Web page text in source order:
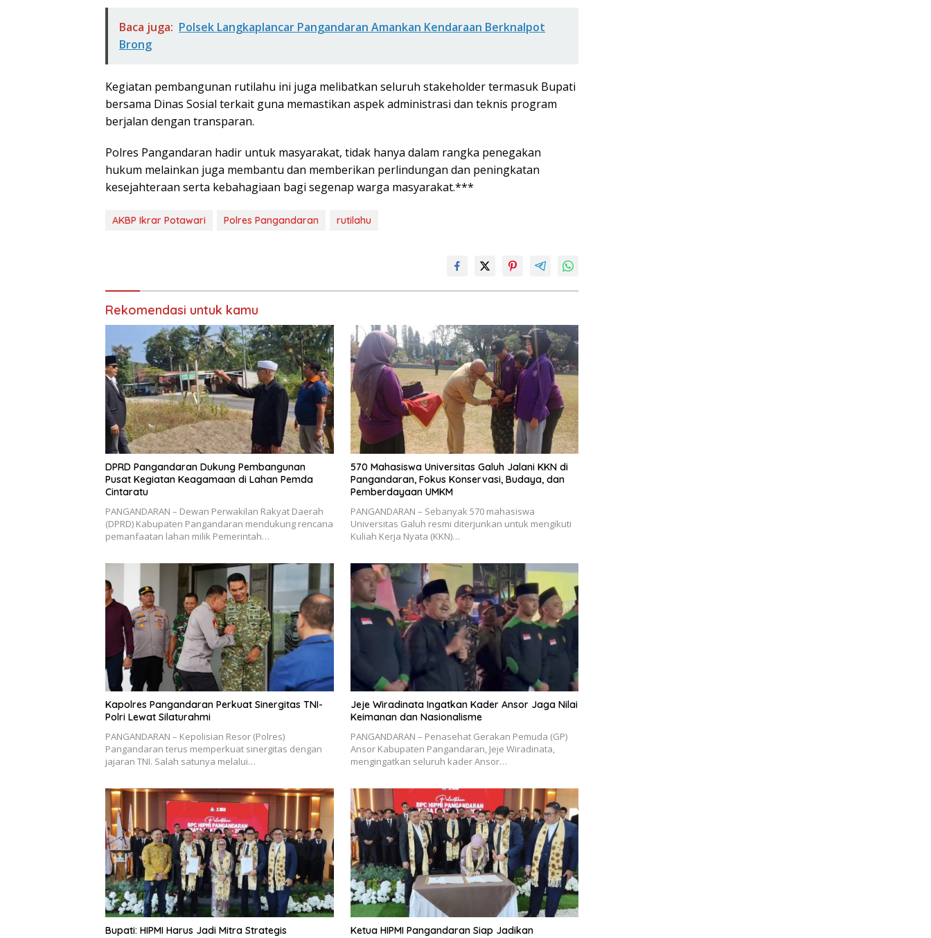
Baca juga: Polsek Langkaplancar Pangandaran Amankan Kendaraan Berknalpot
Brong
Kegiatan pembangunan rutilahu ini juga melibatkan seluruh stakeholder termasuk Bupati
bersama Dinas Sosial terkait guna memastikan aspek administrasi dan teknis program
berjalan dengan transparan.
Polres Pangandaran hadir untuk masyarakat, tidak hanya dalam rangka penegakan
hukum melainkan juga membantu dan memberikan perlindungan dan peningkatan
kesejahteraan serta kebahagiaan bagi segenap warga masyarakat.***
AKBP Ikrar Potawari Polres Pangandaran rutilahu
Rekomendasi untuk kamu
DPRD Pangandaran Dukung Pembangunan
Pusat Kegiatan Keagamaan di Lahan Pemda
Cintaratu
PANGANDARAN – Dewan Perwakilan Rakyat Daerah
(DPRD) Kabupaten Pangandaran mendukung rencana
pemanfaatan lahan milik Pemerintah…
570 Mahasiswa Universitas Galuh Jalani KKN di
Pangandaran, Fokus Konservasi, Budaya, dan
Pemberdayaan UMKM
PANGANDARAN – Sebanyak 570 mahasiswa
Universitas Galuh resmi diterjunkan untuk mengikuti
Kuliah Kerja Nyata (KKN)…
Kapolres Pangandaran Perkuat Sinergitas TNI-
Polri Lewat Silaturahmi
PANGANDARAN – Kepolisian Resor (Polres)
Pangandaran terus memperkuat sinergitas dengan
jajaran TNI. Salah satunya melalui…
Jeje Wiradinata Ingatkan Kader Ansor Jaga Nilai
Keimanan dan Nasionalisme
PANGANDARAN – Penasehat Gerakan Pemuda (GP)
Ansor Kabupaten Pangandaran, Jeje Wiradinata,
mengingatkan seluruh kader Ansor…
Bupati: HIPMI Harus Jadi Mitra Strategis
Ketua HIPMI Pangandaran Siap Jadikan